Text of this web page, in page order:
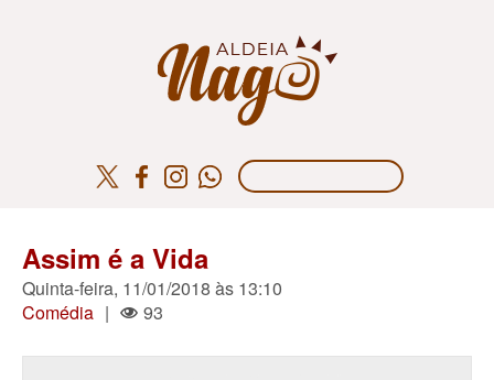
Assim é a Vida
Quinta-feira, 11/01/2018 às 13:10
Comédia | 93